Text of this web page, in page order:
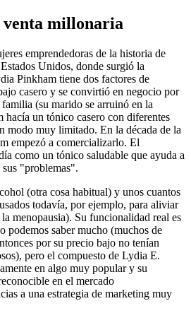
venta millonaria
emprendedoras de la historia de
Unidos, donde surgió la
Pinkham tiene dos factores de
casero y se convirtió en negocio por
(su marido se arruinó en la
hacía un tónico casero con diferentes
modo muy limitado. En la década de la
empezó a comercializarlo. El
como un tónico saludable que ayuda a
sus "problemas".
(otra cosa habitual) y unos cuantos
todavía, por ejemplo, para aliviar
menopausia). Su funcionalidad real es
podemos saber mucho (muchos de
por su precio bajo no tenían
pero el compuesto de Lydia E.
en algo muy popular y su
en el mercado
a una estrategia de marketing muy